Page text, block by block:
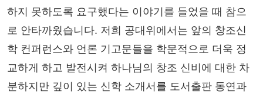
하지 못하도록 요구했다는 이야기를 들었을 때 참으
로 안타까웠습니다. 저희 공대위에서는 앞의 창조신
학 컨퍼런스와 언론 기고문들을 학문적으로 더욱 정
교하게 하고 발전시켜 하나님의 창조 신비에 대한 차
분하지만 깊이 있는 신학 소개서를 도서출판 동연과